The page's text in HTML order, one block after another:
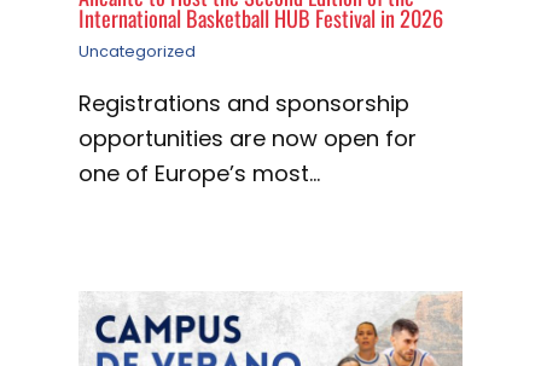
International Basketball HUB Festival in 2026
Uncategorized
Registrations and sponsorship
opportunities are now open for
one of Europe’s most…